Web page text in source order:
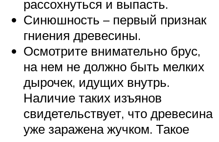
рассохнуться и выпасть.
Синюшность – первый признак
гниения древесины.
Осмотрите внимательно брус,
на нем не должно быть мелких
дырочек, идущих внутрь.
Наличие таких изъянов
свидетельствует, что древесина
уже заражена жучком. Такое